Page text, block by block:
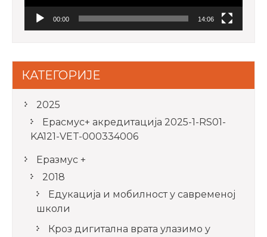
00:00 14:06
КАТЕГОРИЈЕ
2025
Ерасмус+ акредитацијa 2025-1-RS01-
KA121-VET-000334006
Еразмус +
2018
Едукација и мобилност у савременој
школи
Кроз дигитална врата улазимо у